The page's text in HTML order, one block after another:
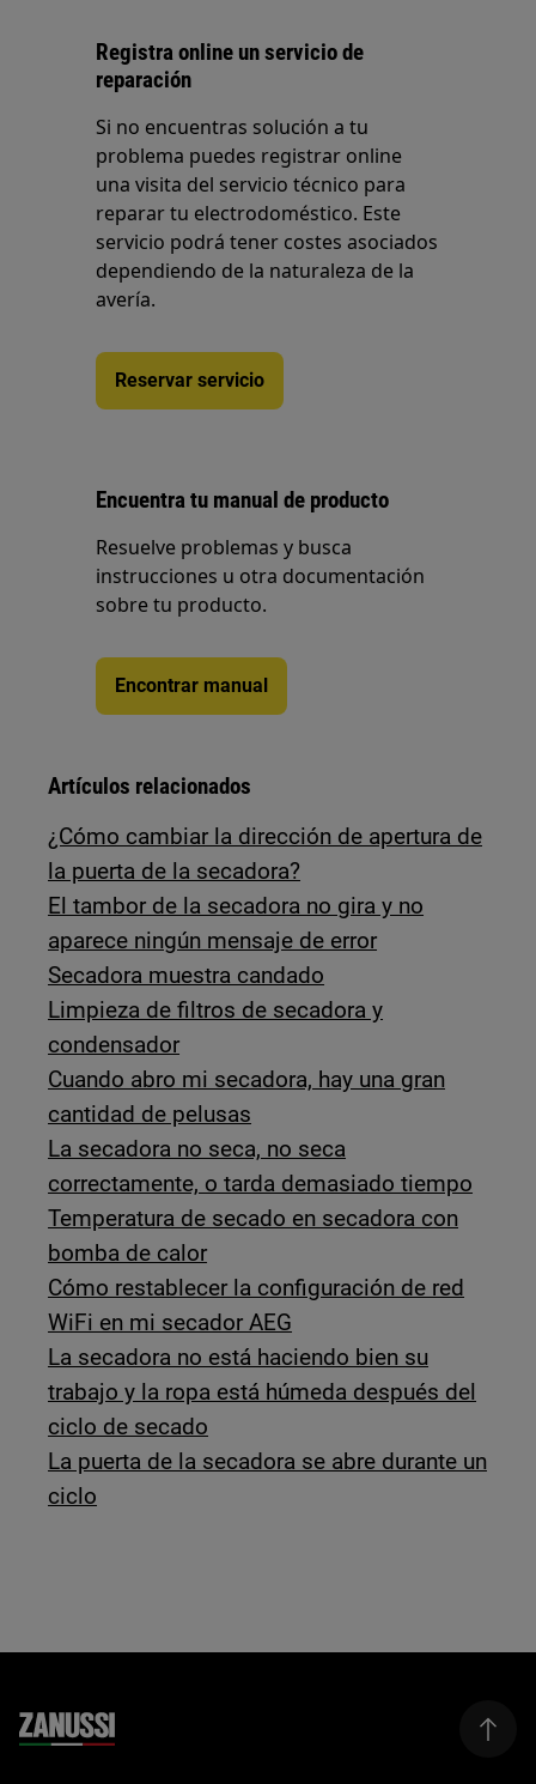
Registra online un servicio de
reparación
Si no encuentras solución a tu
problema puedes registrar online
una visita del servicio técnico para
reparar tu electrodoméstico. Este
servicio podrá tener costes asociados
dependiendo de la naturaleza de la
avería.
Reservar servicio
Encuentra tu manual de producto
Resuelve problemas y busca
instrucciones u otra documentación
sobre tu producto.
Encontrar manual
Artículos relacionados
¿Cómo cambiar la dirección de apertura de
la puerta de la secadora?
El tambor de la secadora no gira y no
aparece ningún mensaje de error
Secadora muestra candado
Limpieza de filtros de secadora y
condensador
Cuando abro mi secadora, hay una gran
cantidad de pelusas
La secadora no seca, no seca
correctamente, o tarda demasiado tiempo
Temperatura de secado en secadora con
bomba de calor
Cómo restablecer la configuración de red
WiFi en mi secador AEG
La secadora no está haciendo bien su
trabajo y la ropa está húmeda después del
ciclo de secado
La puerta de la secadora se abre durante un
ciclo